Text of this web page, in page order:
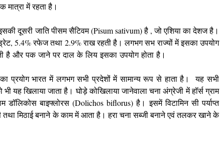
मात्रा में रहता है।
दूसरी जाति पीसम सैटिवम (Pisum sativum) है , जो एशिया का देशज है।
5.4% रफेज तथा 2.9% राख रहती है। लगभग सभ राज्यों में इसका उपयोग
है और पक जाने पर दाल के लिय इसका उपयोग होता है।
प्रयोग भारत में लगभग सभी प्रदेशों में सामान्य रूप से हाता है। यह सभी
यह खिलाया जाता है। घोड़े कोखिलाया जानेवाला चना अंग्रेजी में हॉर्स ग्राम
बाइफ्लोरस (Dolichos biflorus) है। इसमें विटामिन सी पर्याप्त
मिठाई बनाने के काम में आता है। हरा चना सब्जी बनाने एवं तलकर खाने के